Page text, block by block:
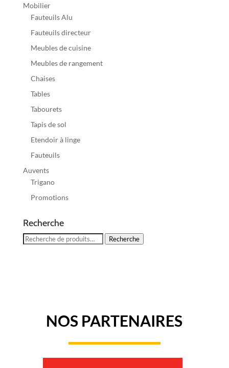
Mobilier
Fauteuils Alu
Fauteuils directeur
Meubles de cuisine
Meubles de rangement
Chaises
Tables
Tabourets
Tapis de sol
Etendoir à linge
Fauteuils
Auvents
Trigano
Promotions
Recherche
Recherche
Recherche
NOS PARTENAIRES